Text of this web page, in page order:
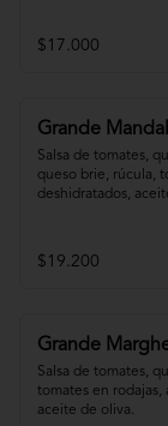
$17.000
Grande
Salsa de tomates,
queso brie, rúcula,
deshidratados,
$19.200
Grande
Salsa de tomates,
tomates en rodajas,
aceite de oliva.